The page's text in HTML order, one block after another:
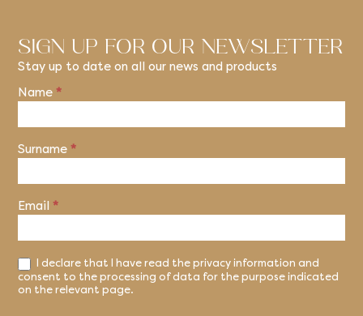
SIGN UP FOR OUR NEWSLETTER
Stay up to date on all our news and products
Newsletter
Name*
Surname*
Email*
I declare that I have read the privacy information and
consent to the processing of data for the purpose indicated
on the relevant page.